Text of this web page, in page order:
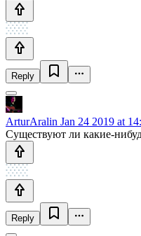
Reply
ArturAralin Jan 24 2019 at
Существуют ли какие-
Reply